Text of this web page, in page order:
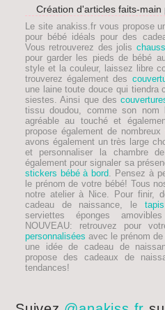
Création d'articles faits-
Le site anakiss.fr vous propose
pour bébé idéals pour des
Vous retrouverez des jolis
pour garder les pieds de bébé
style et la couleur, laissez libre
trouverez également des
une laine toute douce qui tiendra
siestes. Ainsi que des
tissu doudou, comme son
agréable au touché et
propose également de nombreux
avons également un très large
et personnaliser la chambre
également pour signaler sa
stickers bébé à bord. Pensez à
le prénom de votre bébé! Tous
notre atelier à Nice. Pour finir,
cadeau de naissance, le
serviettes éponges
NOUVEAU: retrouvez pour
personnalisées avec le prénom
une idée de cadeau de
propose des cadeaux de
tendances!